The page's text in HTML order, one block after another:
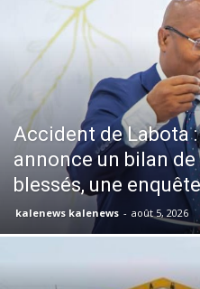
Accident de Labota
annonce un bilan
blessés, une
kalenews kalenews - août 5, 2026